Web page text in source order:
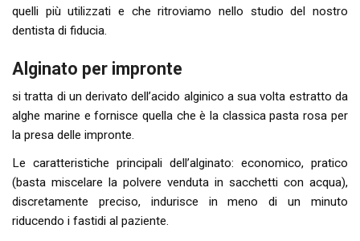
quelli più utilizzati e che ritroviamo nello studio del nostro
dentista di fiducia.
Alginato per impronte
si tratta di un derivato dell’acido alginico a sua volta estratto da
alghe marine e fornisce quella che è la classica pasta rosa per
la presa delle impronte.
Le caratteristiche principali dell’alginato: economico, pratico
(basta miscelare la polvere venduta in sacchetti con acqua),
discretamente preciso, indurisce in meno di un minuto
riducendo i fastidi al paziente.